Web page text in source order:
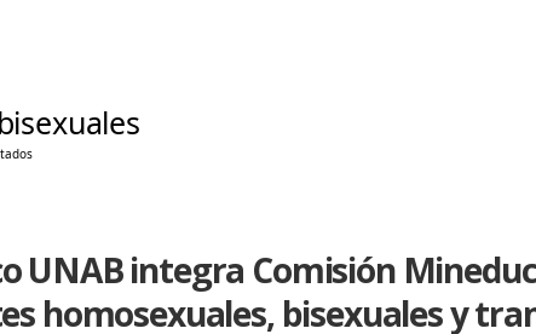
bisexuales
UNAB integra Comisión
homosexuales, bisexuales y